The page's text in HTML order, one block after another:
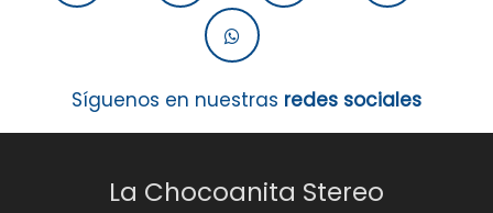
Síguenos en nuestras redes sociales
La Chocoanita Stereo